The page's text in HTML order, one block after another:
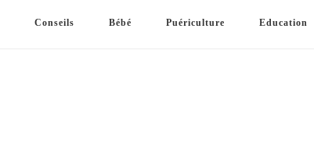
Conseils Bébé Puériculture Education